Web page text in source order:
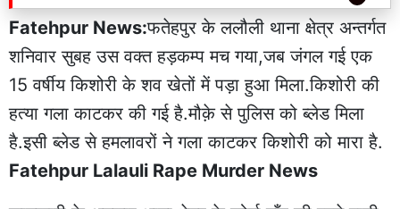
Fatehpur News:फतेहपुर के ललौली थाना क्षेत्र अन्तर्गत
शनिवार सुबह उस वक्त हड़कम्प मच गया,जब जंगल गई एक
15 वर्षीय किशोरी के शव खेतों में पड़ा हुआ मिला.किशोरी की
हत्या गला काटकर की गई है.मौक़े से पुलिस को ब्लेड मिला
है.इसी ब्लेड से हमलावरों ने गला काटकर किशोरी को मारा है.
Fatehpur Lalauli Rape Murder News